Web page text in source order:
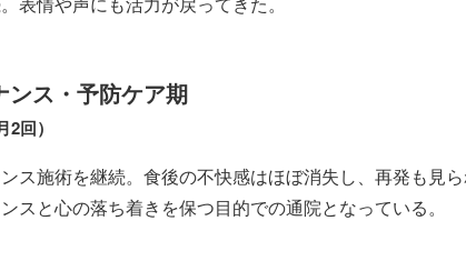
ンス・予防ケア期
2回）
ス施術を継続。食後の不快感はほぼ消失し、再発も見
スと心の落ち着きを保つ目的での通院となっている。